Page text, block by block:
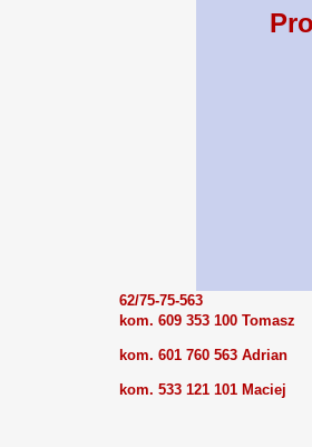
62/75-75-563
kom. 609 353 100 Tomasz
kom. 601 760 563 Adrian
kom. 533 121 101 Maciej